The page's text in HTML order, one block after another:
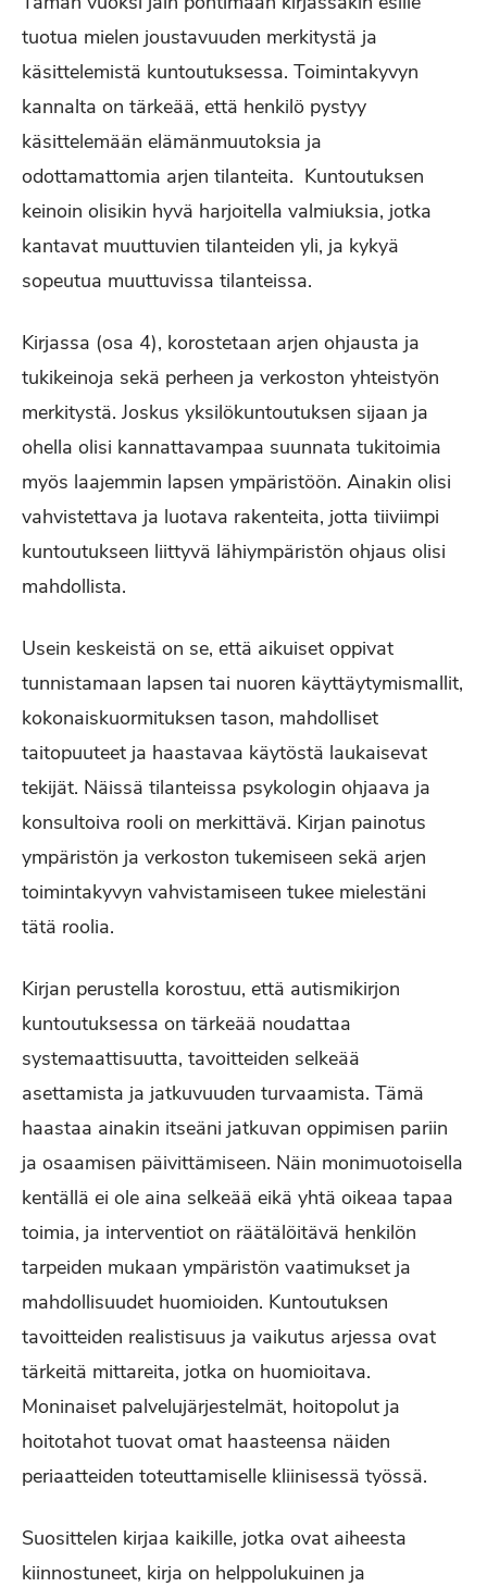
tuotua mielen joustavuuden merkitystä ja
käsittelemistä kuntoutuksessa. Toimintakyvyn
kannalta on tärkeää, että henkilö pystyy
käsittelemään elämänmuutoksia ja
odottamattomia arjen tilanteita. Kuntoutuksen
keinoin olisikin hyvä harjoitella valmiuksia, jotka
kantavat muuttuvien tilanteiden yli, ja kykyä
sopeutua muuttuvissa tilanteissa.
Kirjassa (osa 4), korostetaan arjen ohjausta ja
tukikeinoja sekä perheen ja verkoston yhteistyön
merkitystä. Joskus yksilökuntoutuksen sijaan ja
ohella olisi kannattavampaa suunnata tukitoimia
myös laajemmin lapsen ympäristöön. Ainakin olisi
vahvistettava ja luotava rakenteita, jotta tiiviimpi
kuntoutukseen liittyvä lähiympäristön ohjaus olisi
mahdollista.
Usein keskeistä on se, että aikuiset oppivat
tunnistamaan lapsen tai nuoren käyttäytymismallit,
kokonaiskuormituksen tason, mahdolliset
taitopuuteet ja haastavaa käytöstä laukaisevat
tekijät. Näissä tilanteissa psykologin ohjaava ja
konsultoiva rooli on merkittävä. Kirjan painotus
ympäristön ja verkoston tukemiseen sekä arjen
toimintakyvyn vahvistamiseen tukee mielestäni
tätä roolia.
Kirjan perustella korostuu, että autismikirjon
kuntoutuksessa on tärkeää noudattaa
systemaattisuutta, tavoitteiden selkeää
asettamista ja jatkuvuuden turvaamista. Tämä
haastaa ainakin itseäni jatkuvan oppimisen pariin
ja osaamisen päivittämiseen. Näin monimuotoisella
kentällä ei ole aina selkeää eikä yhtä oikeaa tapaa
toimia, ja interventiot on räätälöitävä henkilön
tarpeiden mukaan ympäristön vaatimukset ja
mahdollisuudet huomioiden. Kuntoutuksen
tavoitteiden realistisuus ja vaikutus arjessa ovat
tärkeitä mittareita, jotka on huomioitava.
Moninaiset palvelujärjestelmät, hoitopolut ja
hoitotahot tuovat omat haasteensa näiden
periaatteiden toteuttamiselle kliinisessä työssä.
Suosittelen kirjaa kaikille, jotka ovat aiheesta
kiinnostuneet, kirja on helppolukuinen ja